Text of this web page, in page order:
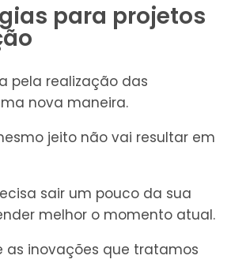
para projetos
pela realização das
nova maneira.
jeito não vai resultar em
sair um pouco da sua
melhor o momento atual.
as inovações que tratamos